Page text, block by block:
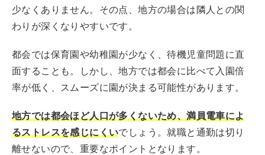
少なくありません。その点、地方の場合は隣人との関
わりが深くなりやすいです。
都会では保育園や幼稚園が少なく、待機児童問題に直
面することも。しかし、地方では都会に比べて入園倍
率が低く、スムーズに園が決まる可能性があります。
地方では都会ほど人口が多くないため、満員電車によ
るストレスを感じにくいでしょう。就職と通勤は切り
離せないので、重要なポイントとなります。